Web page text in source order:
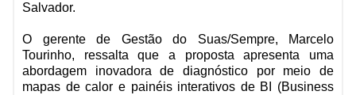
Salvador.
O gerente de Gestão do Suas/Sempre, Marcelo
Tourinho, ressalta que a proposta apresenta uma
abordagem inovadora de diagnóstico por meio de
mapas de calor e painéis interativos de BI (Business